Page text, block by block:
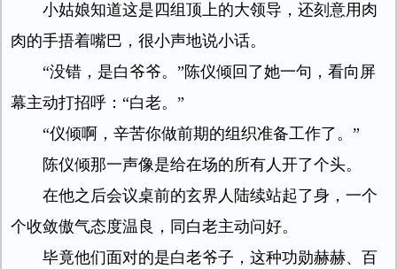
小姑娘知道这是四组顶上的大领导，还刻意用肉
肉的手捂着嘴巴，很小声地说小话。
“没错，是白爷爷。”陈仪倾回了她一句，看向屏
幕主动打招呼：“白老。”
“仪倾啊，辛苦你做前期的组织准备工作了。”
陈仪倾那一声像是给在场的所有人开了个头。
在他之后会议桌前的玄界人陆续站起了身，一个
个收敛傲气态度温良，同白老主动问好。
毕竟他们面对的是白老爷子，这种功勋赫赫、百